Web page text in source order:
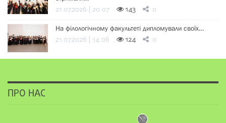
21.07.2026 | 20:07 143 0
На філологічному факультеті дипломували своїх…
21.07.2026 | 14:06 124 0
ПРО НАС